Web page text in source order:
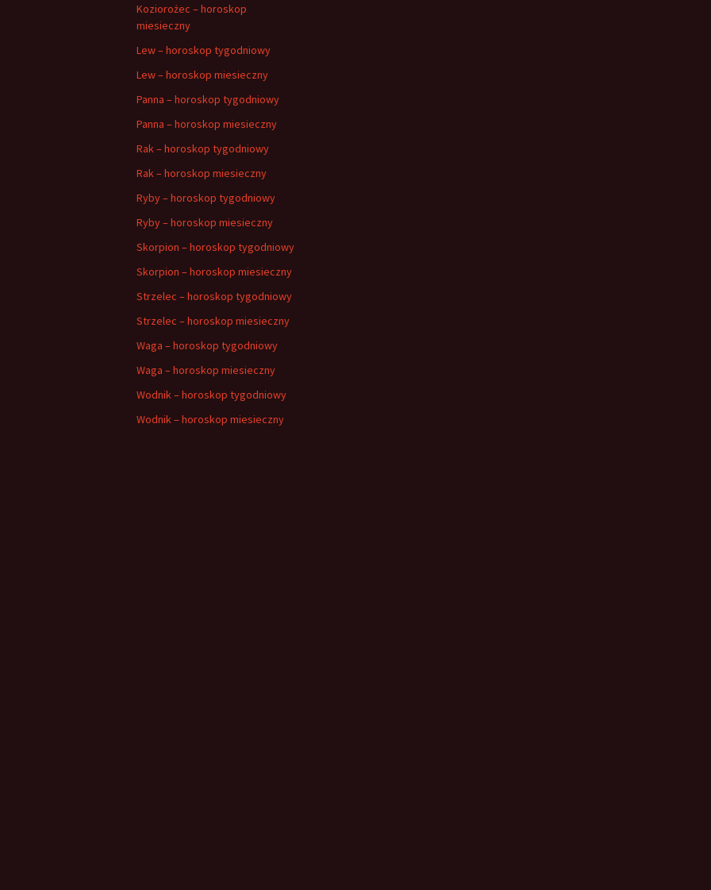
Koziorożec – horoskop
miesieczny
Lew – horoskop tygodniowy
Lew – horoskop miesieczny
Panna – horoskop tygodniowy
Panna – horoskop miesieczny
Rak – horoskop tygodniowy
Rak – horoskop miesieczny
Ryby – horoskop tygodniowy
Ryby – horoskop miesieczny
Skorpion – horoskop tygodniowy
Skorpion – horoskop miesieczny
Strzelec – horoskop tygodniowy
Strzelec – horoskop miesieczny
Waga – horoskop tygodniowy
Waga – horoskop miesieczny
Wodnik – horoskop tygodniowy
Wodnik – horoskop miesieczny